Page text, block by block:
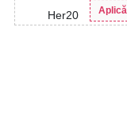
Her20
Aplică